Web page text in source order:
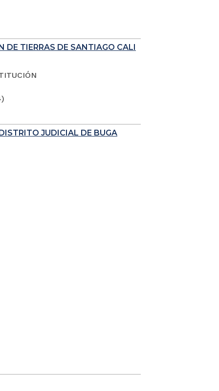
DE TIERRAS DE SANTIAGO CALI
JUDICIAL DE BUGA